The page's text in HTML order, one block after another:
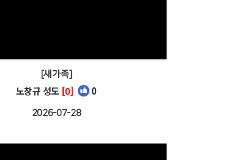
[새가족]
노창규 성도 [0] 0
2026-07-28